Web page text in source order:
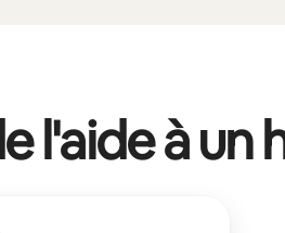
l'aide à un